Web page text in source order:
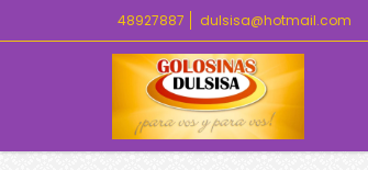
48927887 dulsisa@hotmail.com